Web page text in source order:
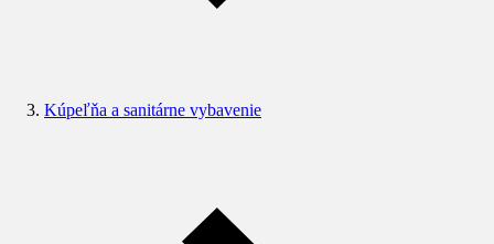
Kúpeľňa a sanitárne vybavenie